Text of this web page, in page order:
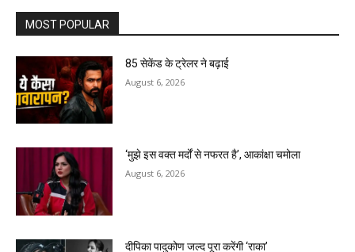
MOST POPULAR
85 सेकेंड के ट्रेलर ने बढ़ाई
August 6, 2026
‘मुझे इस वक्त मर्दों से नफरत है’, आकांक्षा चमोला
August 6, 2026
दीपिका पादुकोण जल्द पूरा करेंगी ‘राका’